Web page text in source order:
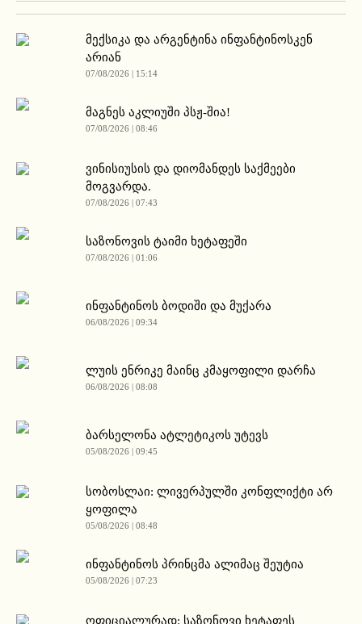
მექსიკა და არგენტინა ინფანტინოსკენ
არიან
07/08/2026 | 15:14
მაგნეს აკლიუში პსჟ-შია!
07/08/2026 | 08:46
ვინისიუსის და დიომანდეს საქმეები
მოგვარდა.
07/08/2026 | 07:43
საზონოვის ტაიმი ხეტაფეში
07/08/2026 | 01:06
ინფანტინოს ბოდიში და მუქარა
06/08/2026 | 09:34
ლუის ენრიკე მაინც კმაყოფილი დარჩა
06/08/2026 | 08:08
ბარსელონა ატლეტიკოს უტევს
05/08/2026 | 09:45
სობოსლაი: ლივერპულში კონფლიქტი არ
ყოფილა
05/08/2026 | 08:48
ინფანტინოს პრინცმა ალიმაც შეუტია
05/08/2026 | 07:23
ოფიციალურად: საზონოვი ხეტაფეს